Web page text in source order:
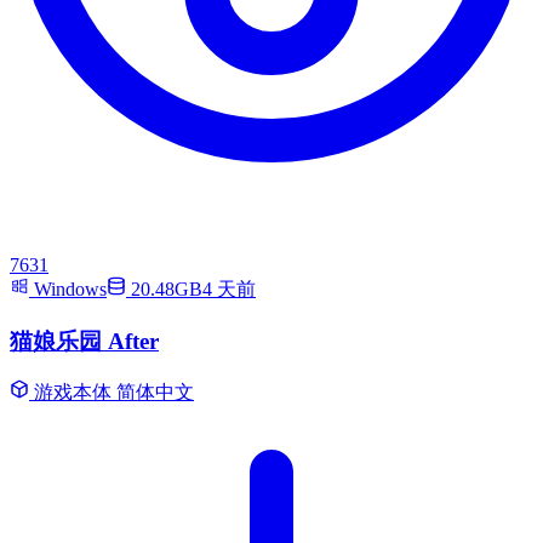
7631
Windows
20.48GB4 天前
猫娘乐园 After
游戏本体 简体中文